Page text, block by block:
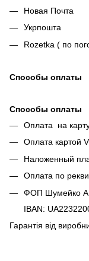
Новая Почта
Укрпошта
Rozetka ( по
Способы оплаты
Способы оплаты
Оплата на
Оплата картой
Наложенный
Оплата по
ФОП Шумейко
IBAN:
Гарантія від